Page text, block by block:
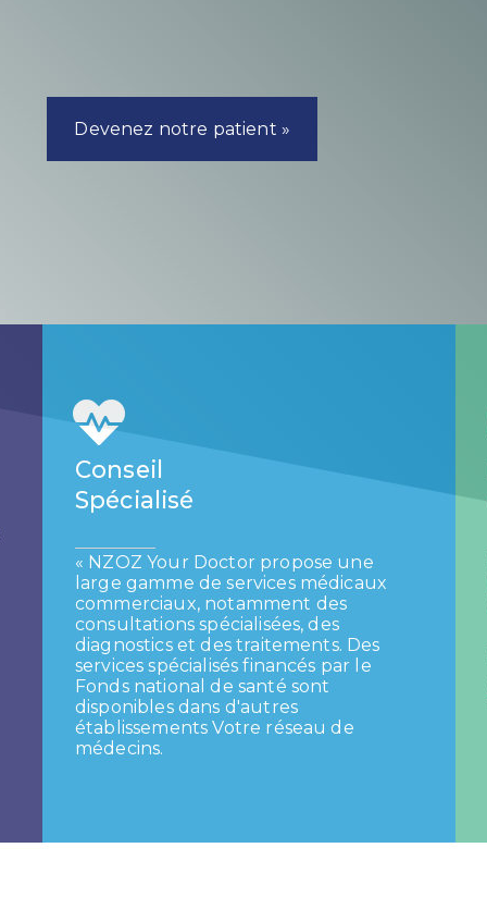
Devenez notre patient »
Conseil
Spécialisé
« NZOZ Your Doctor propose une
large gamme de services médicaux
commerciaux, notamment des
consultations spécialisées, des
diagnostics et des traitements. Des
services spécialisés financés par le
Fonds national de santé sont
disponibles dans d'autres
établissementsVotre réseau de
médecins.